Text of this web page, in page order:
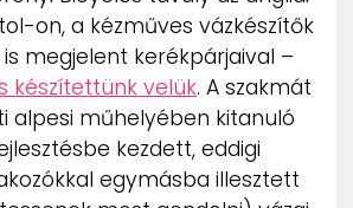
MÉDIAAJÁNLAT
IMPRESSZUM
PR-ARCHÍVUM
ADATKEZELÉSI TÁJÉKOZTATÓ
on, a kézműves vázkészítők
megjelent kerékpárjaival –
készítettünk velük. A szakmát
alpesi műhelyében kitanuló
kezdett, eddigi
egymásba illesztett